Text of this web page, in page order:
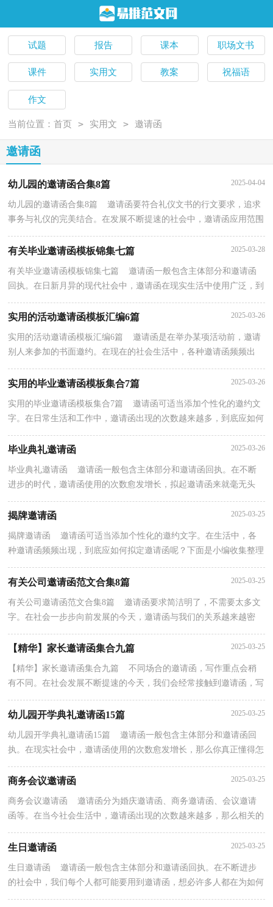
试题 报告 课本 职场文书
课件 实用文 教案 祝福语
作文
当前位置：首页 > 实用文 > 邀请函
邀请函
幼儿园的邀请函合集8篇 2025-04-04
幼儿园的邀请函合集8篇 邀请函要符合礼仪文书的行文要求，追求
事务与礼仪的完美结合。在发展不断提速的社会中，邀请函应用范围
广泛，到底应如何拟定邀请函呢？以下是小编精心整...
有关毕业邀请函模板锦集七篇 2025-03-28
有关毕业邀请函模板锦集七篇 邀请函一般包含主体部分和邀请函
回执。在日新月异的现代社会中，邀请函在现实生活中使用广泛，到
实用的活动邀请函模板汇编6篇 2025-03-26
实用的活动邀请函模板汇编6篇 邀请函是在举办某项活动前，邀请
别人来参加的书面邀约。在现在的社会生活中，各种邀请函频频出
现，相信很多朋友都对拟邀请函感到非常苦恼吧，以下...
实用的毕业邀请函模板集合7篇 2025-03-26
实用的毕业邀请函模板集合7篇 邀请函可适当添加个性化的邀约文
字。在日常生活和工作中，邀请函出现的次数越来越多，到底应如何
毕业典礼邀请函 2025-03-26
毕业典礼邀请函 邀请函一般包含主体部分和邀请函回执。在不断
进步的时代，邀请函使用的次数愈发增长，拟起邀请函来就毫无头
绪？以下是小编帮大家整理的毕业典礼邀请函，仅供参考...
揭牌邀请函 2025-03-25
揭牌邀请函 邀请函可适当添加个性化的邀约文字。在生活中，各
种邀请函频频出现，到底应如何拟定邀请函呢？下面是小编收集整理
的揭牌邀请函，仅供参考，希望能够帮助到大家。揭牌邀...
有关公司邀请函范文合集8篇 2025-03-25
有关公司邀请函范文合集8篇 邀请函要求简洁明了，不需要太多文
字。在社会一步步向前发展的今天，邀请函与我们的关系越来越密
【精华】家长邀请函集合九篇 2025-03-25
【精华】家长邀请函集合九篇 不同场合的邀请函，写作重点会稍
有不同。在社会发展不断提速的今天，我们会经常接触到邀请函，写
邀请函需要注意哪些问题呢？以下是小编精心整理的家...
幼儿园开学典礼邀请函15篇 2025-03-25
幼儿园开学典礼邀请函15篇 邀请函一般包含主体部分和邀请函回
执。在现实社会中，邀请函使用的次数愈发增长，那么你真正懂得怎
商务会议邀请函 2025-03-25
商务会议邀请函 邀请函分为婚庆邀请函、商务邀请函、会议邀请
函等。在当今社会生活中，邀请函出现的次数越来越多，那么相关的
邀请函到底怎么写呢？以下是小编为大家整理的商务...
生日邀请函 2025-03-25
生日邀请函 邀请函一般包含主体部分和邀请函回执。在不断进步
的社会中，我们每个人都可能要用到邀请函，想必许多人都在为如何